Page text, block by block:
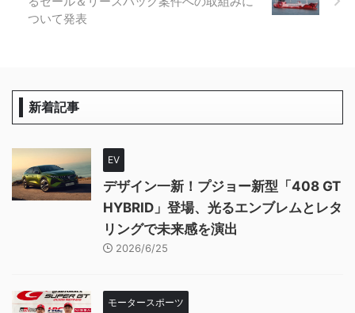
ついて発表
新着記事
EV
デザイン一新！プジョー新型「408 GT
HYBRID」登場、光るエンブレムとレタ
リングで未来感を演出
2026/6/25
モータースポーツ